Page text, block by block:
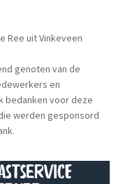
Ree uit Vinkeveen
genoten van de
en
bedanken voor deze
werden gesponsord